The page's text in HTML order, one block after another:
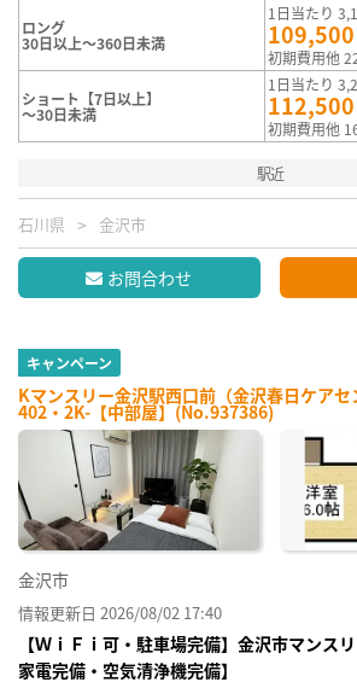
ロング
30日以上～360日未満
1日当たり
109,500
初期費用他
ショート【7日以上】
～30日未満
1日当たり
112,500
初期費用他
駅近
石川県 金沢市
お問合わせ
キャンペーン
Kマンスリー金沢駅西口前（金沢春日ケアセ
402・2K-【中部屋】(No.937386)
金沢市
情報更新日 2026/08/02 17:40
【ＷｉＦｉ可・駐車場完備】金沢市マンス
家電完備・空気清浄機完備】